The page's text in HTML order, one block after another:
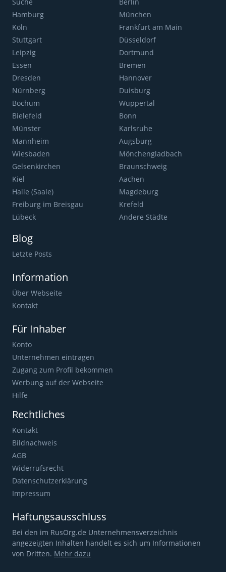
Hamburg
München
Köln
Frankfurt am Main
Stuttgart
Düsseldorf
Leipzig
Dortmund
Essen
Bremen
Dresden
Hannover
Nürnberg
Duisburg
Bochum
Wuppertal
Bielefeld
Bonn
Münster
Karlsruhe
Mannheim
Augsburg
Wiesbaden
Mönchengladbach
Gelsenkirchen
Braunschweig
Kiel
Aachen
Halle (Saale)
Magdeburg
Freiburg im Breisgau
Krefeld
Lübeck
Andere Städte
Blog
Letzte Posts
Information
Über Webseite
Kontakt
Für Inhaber
Konto
Unternehmen eintragen
Zugang zum Profil bekommen
Werbung auf der Webseite
Hilfe
Rechtliches
Kontakt
Bildnachweis
AGB
Widerrufsrecht
Datenschutzerklärung
Impressum
Haftungsausschluss
Bei den im RusOrg.de Unternehmensverzeichnis
angezeigten Inhalten handelt es sich um Informationen
von Dritten. Mehr dazu